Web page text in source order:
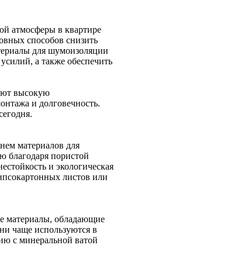
атмосферы в квартире
способов снизить
для шумоизоляции
а также обеспечить
высокую
и долговечность.
материалов для
благодаря пористой
и экологическая
листов или
материалы, обладающие
чаще используются в
с минеральной ватой